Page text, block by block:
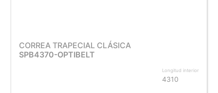
CORREA TRAPECIAL CLÁSICA
SPB4370-OPTIBELT
Longitud interior
4310